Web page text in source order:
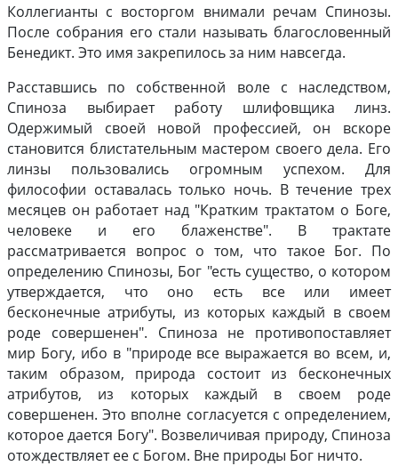
Коллегианты с восторгом внимали речам Спинозы.
После собрания его стали называть благословенный
Бенедикт. Это имя закрепилось за ним навсегда.
Расставшись по собственной воле с наследством,
Спиноза выбирает работу шлифовщика линз.
Одержимый своей новой профессией, он вскоре
становится блистательным мастером своего дела. Его
линзы пользовались огромным успехом. Для
философии оставалась только ночь. В течение трех
месяцев он работает над "Кратким трактатом о Боге,
человеке и его блаженстве". В трактате
рассматривается вопрос о том, что такое Бог. По
определению Спинозы, Бог "есть существо, о котором
утверждается, что оно есть все или имеет
бесконечные атрибуты, из которых каждый в своем
роде совершенен". Спиноза не противопоставляет
мир Богу, ибо в "природе все выражается во всем, и,
таким образом, природа состоит из бесконечных
атрибутов, из которых каждый в своем роде
совершенен. Это вполне согласуется с определением,
которое дается Богу". Возвеличивая природу, Спиноза
отождествляет ее с Богом. Вне природы Бог ничто.